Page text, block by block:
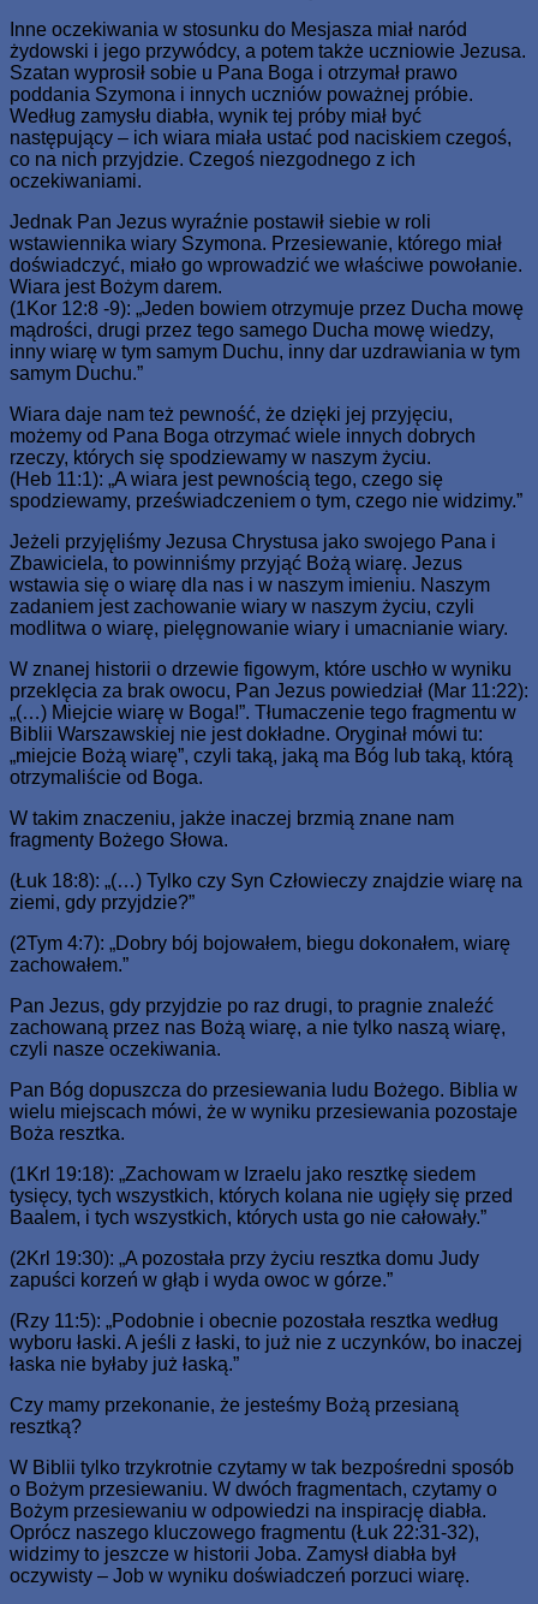
Inne oczekiwania w stosunku do Mesjasza miał naród
żydowski i jego przywódcy, a potem także uczniowie Jezusa.
Szatan wyprosił sobie u Pana Boga i otrzymał prawo
poddania Szymona i innych uczniów poważnej próbie.
Według zamysłu diabła, wynik tej próby miał być
następujący – ich wiara miała ustać pod naciskiem czegoś,
co na nich przyjdzie. Czegoś niezgodnego z ich
oczekiwaniami.
Jednak Pan Jezus wyraźnie postawił siebie w roli
wstawiennika wiary Szymona. Przesiewanie, którego miał
doświadczyć, miało go wprowadzić we właściwe powołanie.
Wiara jest Bożym darem.
(1Kor 12:8 -9): „Jeden bowiem otrzymuje przez Ducha mowę
mądrości, drugi przez tego samego Ducha mowę wiedzy,
inny wiarę w tym samym Duchu, inny dar uzdrawiania w tym
samym Duchu.”
Wiara daje nam też pewność, że dzięki jej przyjęciu,
możemy od Pana Boga otrzymać wiele innych dobrych
rzeczy, których się spodziewamy w naszym życiu.
(Heb 11:1): „A wiara jest pewnością tego, czego się
spodziewamy, przeświadczeniem o tym, czego nie widzimy.”
Jeżeli przyjęliśmy Jezusa Chrystusa jako swojego Pana i
Zbawiciela, to powinniśmy przyjąć Bożą wiarę. Jezus
wstawia się o wiarę dla nas i w naszym imieniu. Naszym
zadaniem jest zachowanie wiary w naszym życiu, czyli
modlitwa o wiarę, pielęgnowanie wiary i umacnianie wiary.
W znanej historii o drzewie figowym, które uschło w wyniku
przeklęcia za brak owocu, Pan Jezus powiedział (Mar 11:22):
„(…) Miejcie wiarę w Boga!”. Tłumaczenie tego fragmentu w
Biblii Warszawskiej nie jest dokładne. Oryginał mówi tu:
„miejcie Bożą wiarę”, czyli taką, jaką ma Bóg lub taką, którą
otrzymaliście od Boga.
W takim znaczeniu, jakże inaczej brzmią znane nam
fragmenty Bożego Słowa.
(Łuk 18:8): „(…) Tylko czy Syn Człowieczy znajdzie wiarę na
ziemi, gdy przyjdzie?”
(2Tym 4:7): „Dobry bój bojowałem, biegu dokonałem, wiarę
zachowałem.”
Pan Jezus, gdy przyjdzie po raz drugi, to pragnie znaleźć
zachowaną przez nas Bożą wiarę, a nie tylko naszą wiarę,
czyli nasze oczekiwania.
Pan Bóg dopuszcza do przesiewania ludu Bożego. Biblia w
wielu miejscach mówi, że w wyniku przesiewania pozostaje
Boża resztka.
(1Krl 19:18): „Zachowam w Izraelu jako resztkę siedem
tysięcy, tych wszystkich, których kolana nie ugięły się przed
Baalem, i tych wszystkich, których usta go nie całowały.”
(2Krl 19:30): „A pozostała przy życiu resztka domu Judy
zapuści korzeń w głąb i wyda owoc w górze.”
(Rzy 11:5): „Podobnie i obecnie pozostała resztka według
wyboru łaski. A jeśli z łaski, to już nie z uczynków, bo inaczej
łaska nie byłaby już łaską.”
Czy mamy przekonanie, że jesteśmy Bożą przesianą
resztką?
W Biblii tylko trzykrotnie czytamy w tak bezpośredni sposób
o Bożym przesiewaniu. W dwóch fragmentach, czytamy o
Bożym przesiewaniu w odpowiedzi na inspirację diabła.
Oprócz naszego kluczowego fragmentu (Łuk 22:31-32),
widzimy to jeszcze w historii Joba. Zamysł diabła był
oczywisty – Job w wyniku doświadczeń porzuci wiarę.